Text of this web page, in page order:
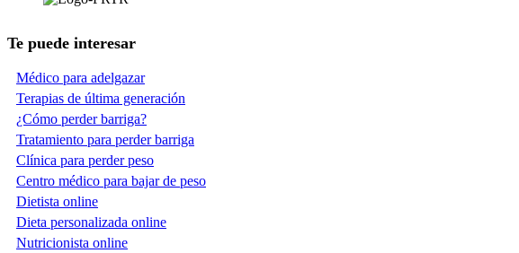
Te puede interesar
Médico para adelgazar
Terapias de última generación
¿Cómo perder barriga?
Tratamiento para perder barriga
Clínica para perder peso
Centro médico para bajar de peso
Dietista online
Dieta personalizada online
Nutricionista online